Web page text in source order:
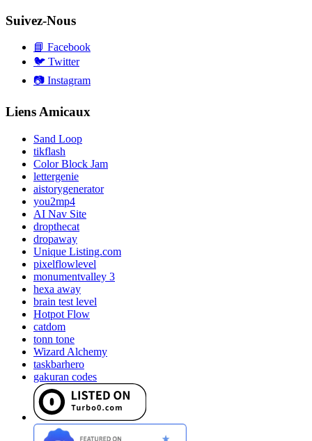
Suivez-Nous
📘 Facebook
🐦 Twitter
📷 Instagram
Liens Amicaux
Sand Loop
tikflash
Color Block Jam
lettergenie
aistorygenerator
you2mp4
AI Nav Site
dropthecat
dropaway
Unique Listing.com
pixelflowlevel
monumentvalley 3
hexa away
brain test level
Hotpot Flow
catdom
tonn tone
Wizard Alchemy
taskbarhero
gakuran codes